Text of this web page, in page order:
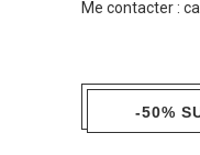
Me contacter :
-50%